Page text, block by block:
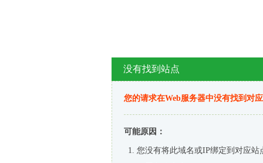
没有找到站点
您的请求在Web服务器中没有找到对
可能原因：
您没有将此域名或IP绑定到对应站